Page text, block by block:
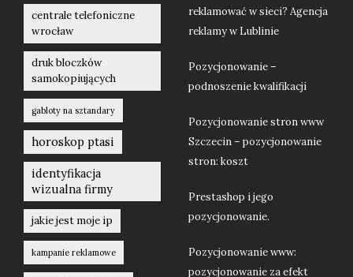
centrale telefoniczne
wrocław
druk bloczków
samokopiujących
gabloty na sztandary
horoskop ptasi
identyfikacja
wizualna firmy
jakie jest moje ip
kampanie reklamowe
reklamować w sieci? Agencja
reklamy w Lublinie
Pozycjonowanie –
podnoszenie kwalifikacji
Pozycjonowanie stron www
Szczecin – pozycjonowanie
stron: koszt
Prestashop i jego
pozycjonowanie.
Pozycjonowanie www:
pozycjonowanie za efekt